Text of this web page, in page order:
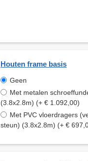
Houten frame basis
Geen
Met metalen
(3.8x2.8m) (+ € 1.092,00)
Met PVC vloerdragers
steun) (3.8x2.8m) (+ €